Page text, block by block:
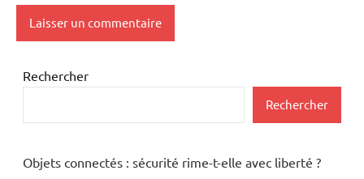
Rechercher
Rechercher
Objets connectés : sécurité rime-t-elle avec liberté ?